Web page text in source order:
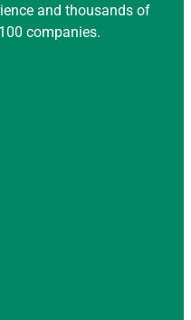
and thousands of
companies.